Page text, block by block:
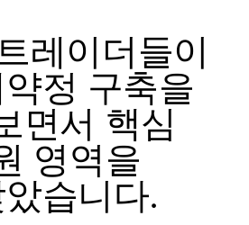
레이더들이
정 구축을
면서 핵심
영역을
습니다.